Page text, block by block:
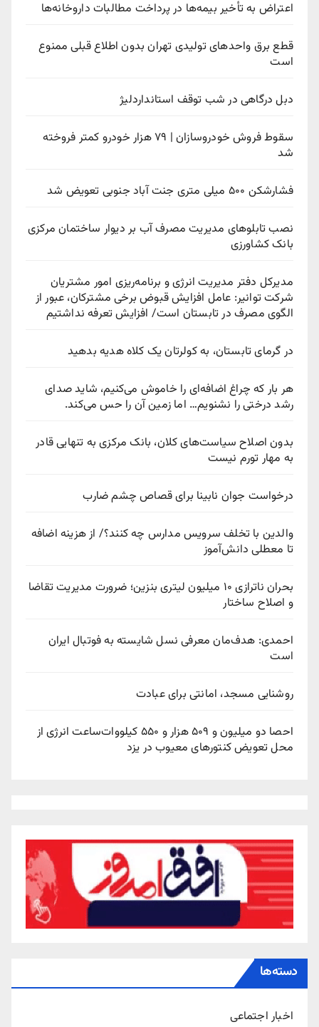
اعتراض به تأخیر بیمه‌ها در پرداخت مطالبات داروخانه‌ها
قطع برق واحدهای تولیدی تهران بدون اطلاع قبلی ممنوع
است
دبل درگاهی در شب توقف استانداردلیژ
سقوط فروش خودروسازان | ۷۹ هزار خودرو کمتر فروخته
شد
فشارشکن ۵۰۰ میلی متری جنت آباد جنوبی تعویض شد
نصب تابلوهای مدیریت مصرف آب بر دیوار ساختمان مرکزی
بانک کشاورزی
مدیرکل دفتر مدیریت انرژی و برنامه‌ریزی امور مشتریان
شرکت توانیر: عامل افزایش قبوض برخی مشترکان، عبور از
الگوی مصرف در تابستان است/ افزایش تعرفه نداشتیم
در گرمای تابستان، به کولرتان یک کلاه هدیه بدهید
هر بار که چراغ اضافه‌ای را خاموش می‌کنیم، شاید صدای
رشد درختی را نشنویم… اما زمین آن را حس می‌کند.
بدون اصلاح سیاست‌های کلان، بانک مرکزی به تنهایی قادر
به مهار تورم نیست
درخواست جوان نابینا برای قصاص چشم ضارب
والدین با تخلف سرویس مدارس چه کنند؟/ از هزینه اضافه
تا معطلی دانش‌آموز
بحران ناترازی ۱۰ میلیون لیتری بنزین؛ ضرورت مدیریت تقاضا
و اصلاح ساختار
احمدی: هدف‌مان معرفی نسل شایسته به فوتبال ایران
است
روشنایی مسجد، امانتی برای عبادت
احصا دو میلیون و ۵۰۹ هزار و ۵۵۰ کیلووات‌ساعت انرژی از
محل تعویض کنتورهای معیوب در یزد
دسته‌ها
اخبار اجتماعی